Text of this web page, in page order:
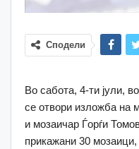
Сподели
Во сабота, 4-ти јули,
се отвори изложба на
и мозаичар Ѓорѓи
прикажани 30 мозаици,